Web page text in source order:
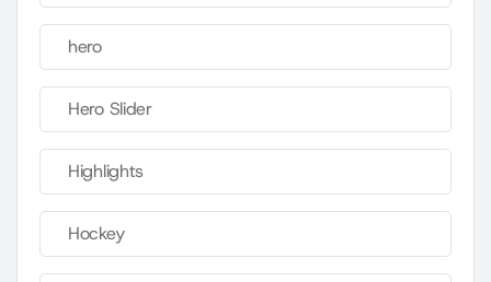
hero
Hero Slider
Highlights
Hockey